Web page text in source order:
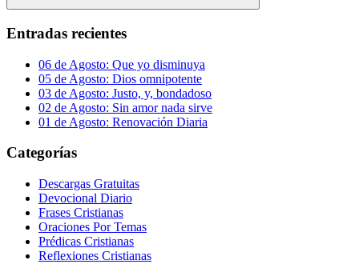
Buscar
Entradas recientes
06 de Agosto: Que yo disminuya
05 de Agosto: Dios omnipotente
03 de Agosto: Justo, y, bondadoso
02 de Agosto: Sin amor nada sirve
01 de Agosto: Renovación Diaria
Categorías
Descargas Gratuitas
Devocional Diario
Frases Cristianas
Oraciones Por Temas
Prédicas Cristianas
Reflexiones Cristianas